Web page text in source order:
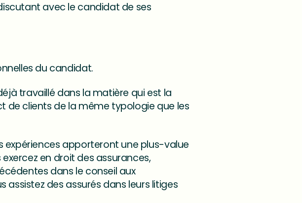
avec le candidat de ses
du candidat.
travaillé dans la matière qui est la
de clients de la même typologie que les
expériences apporteront une plus-value
en droit des assurances,
dans le conseil aux
des assurés dans leurs litiges